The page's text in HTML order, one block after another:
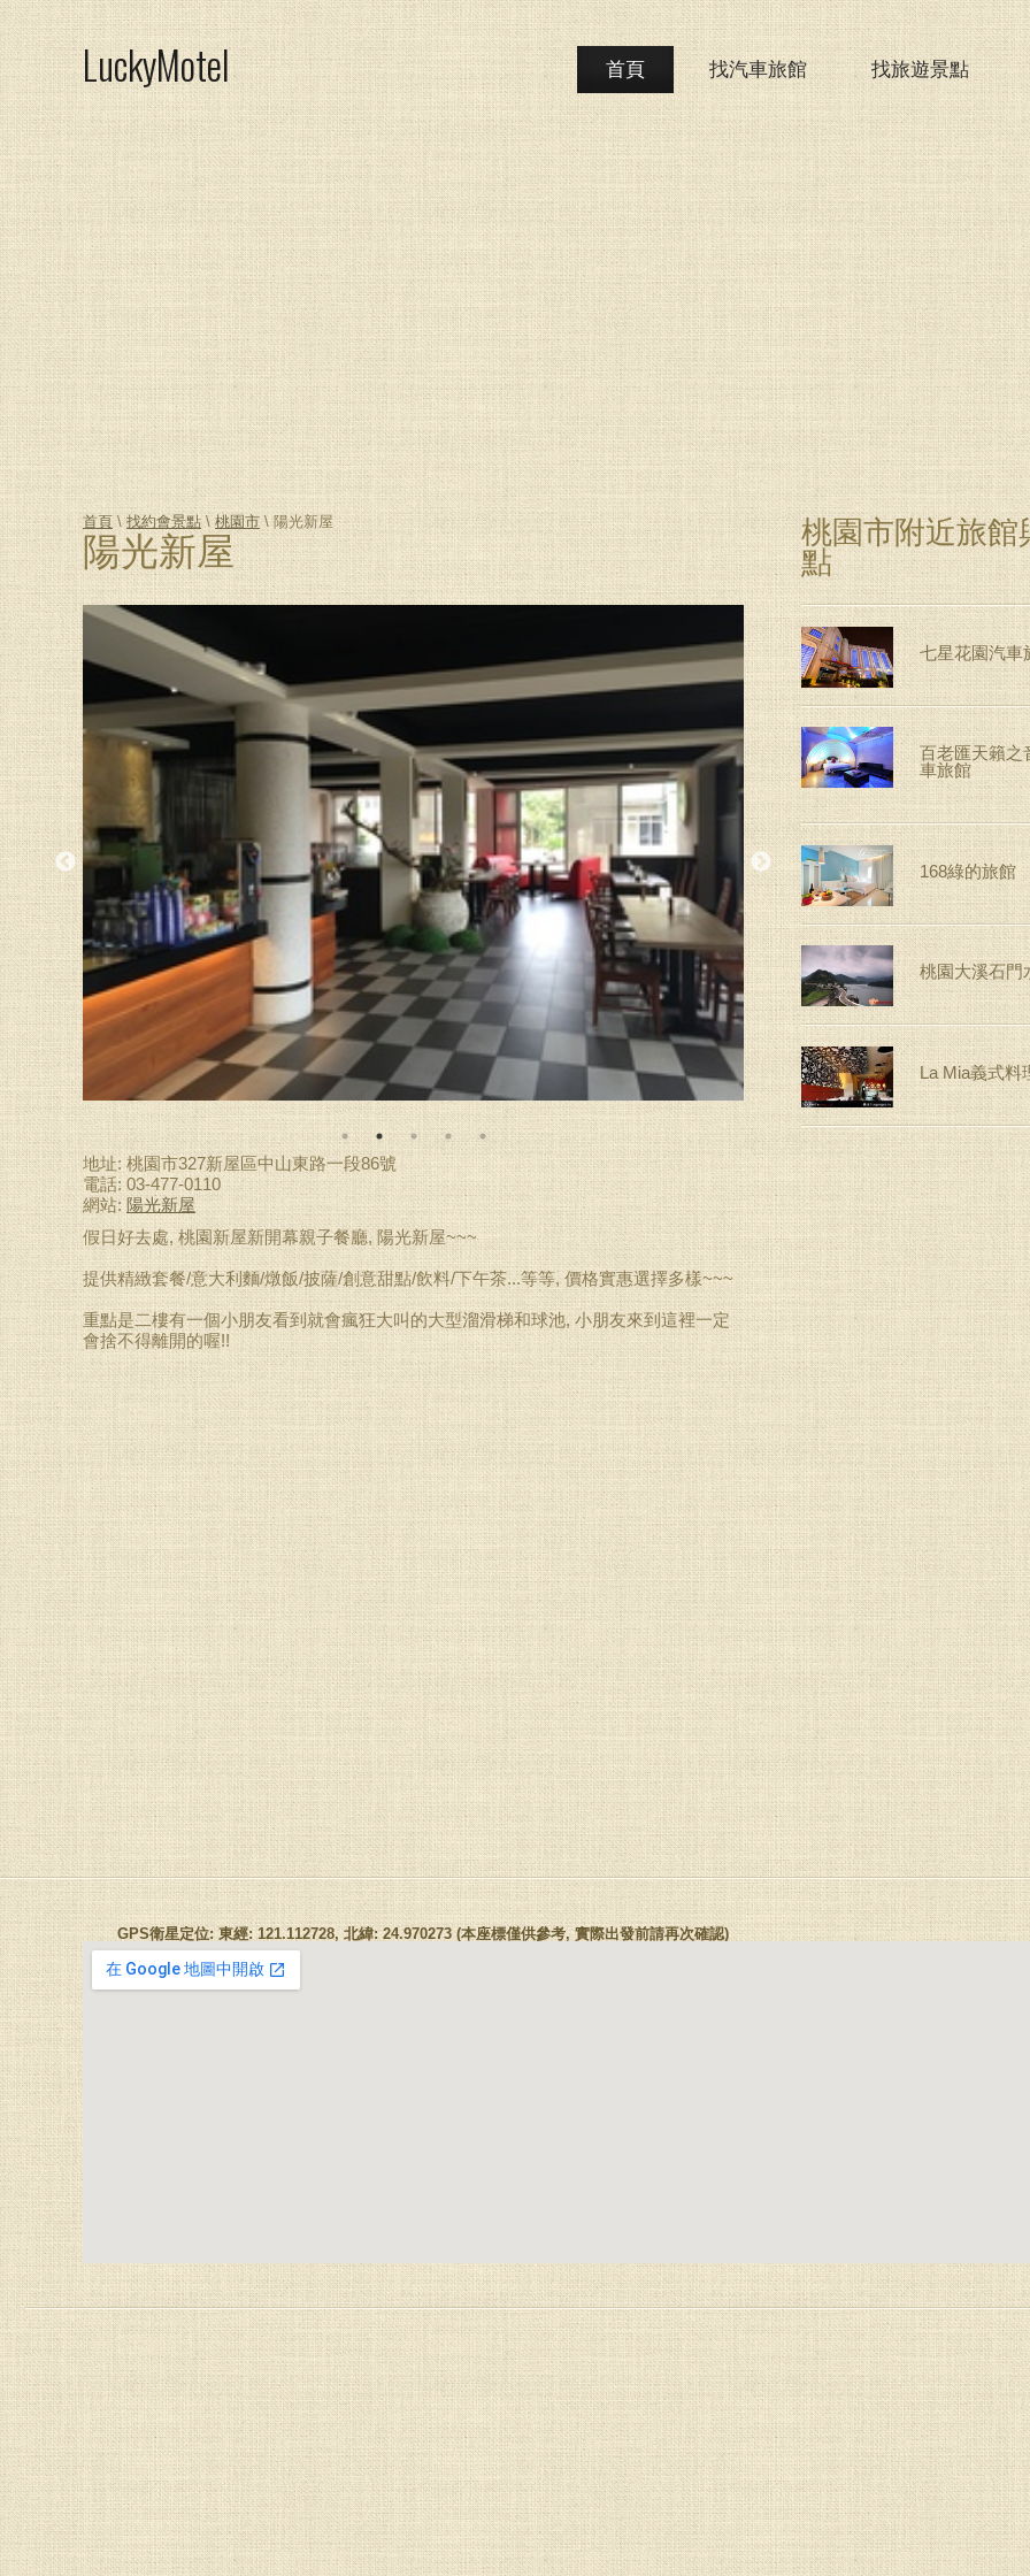
LuckyMotel 首頁 找汽車旅館 找旅遊景點
首頁\找約會景點\桃園市\ 陽光新屋
陽光新屋
地址: 桃園市327新屋區中山東路一段86號
電話: 03-477-0110
網站:陽光新屋
假日好去處, 桃園新屋新開幕親子餐廳, 陽光新屋~~~
提供精緻套餐/意大利麵/燉飯/披薩/創意甜點/飲料/下午茶...等等, 價格實惠選擇多樣~~~
重點是二樓有一個小朋友看到就會瘋狂大叫的大型溜滑梯和球池, 小朋友來到這裡一定
會捨不得離開的喔!!
桃園市附近旅館
點
七星花園汽車
百老匯天籟之
車旅館
168綠的旅館
桃園大溪石門
La Mia義式料
GPS衛星定位: 東經: 121.112728, 北緯: 24.970273 (本座標僅供參考, 實際出發前請再次確認)